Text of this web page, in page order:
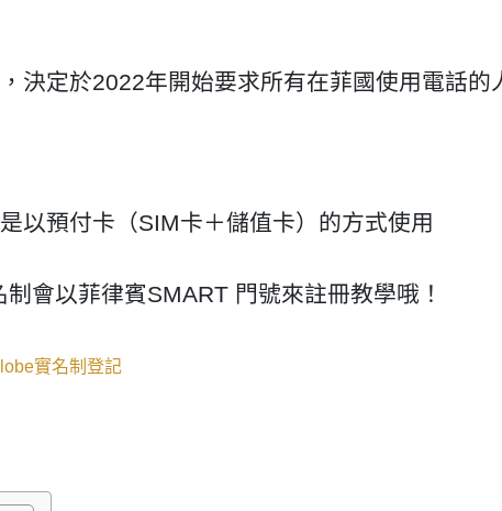
決定於2022年開始要求所有在菲國使用電話的
以預付卡（SIM卡＋儲值卡）的方式使用
會以菲律賓SMART 門號來註冊教學哦！
實名制登記